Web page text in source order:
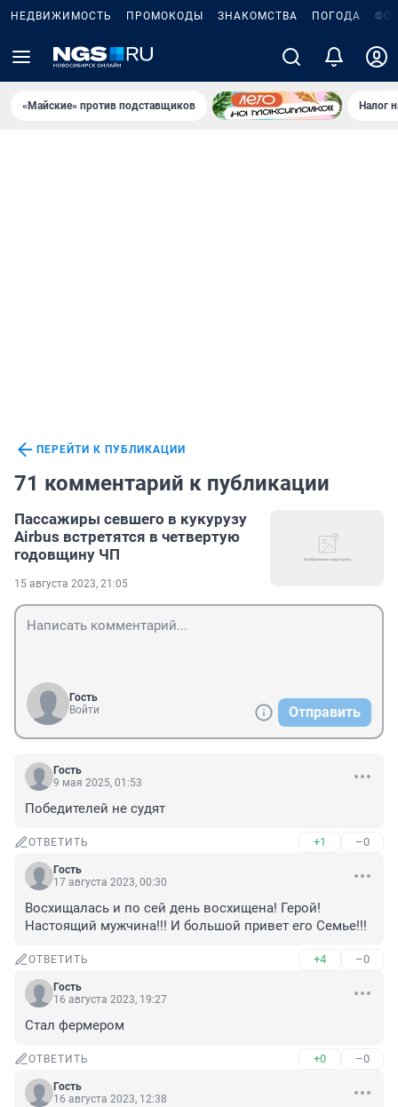
НЕДВИЖИМОСТЬ ПРОМОКОДЫ ЗНАКОМСТВА ПОГОДА
«Майские» против подставщиков Налог
ПЕРЕЙТИ К ПУБЛИКАЦИИ
71 комментарий к публикации
Пассажиры севшего в кукурузу
Airbus встретятся в четвертую
годовщину ЧП
15 августа 2023, 21:05
Гость
Войти
Отправить
Гость
9 мая 2025, 01:53
Победителей не судят
ОТВЕТИТЬ +1 –0
Гость
17 августа 2023, 00:30
Восхищалась и по сей день восхищена! Герой!
Настоящий мужчина!!! И большой привет его Семье!!!
ОТВЕТИТЬ +4 –0
Гость
16 августа 2023, 19:27
Стал фермером
ОТВЕТИТЬ +0 –0
Гость
16 августа 2023, 12:38